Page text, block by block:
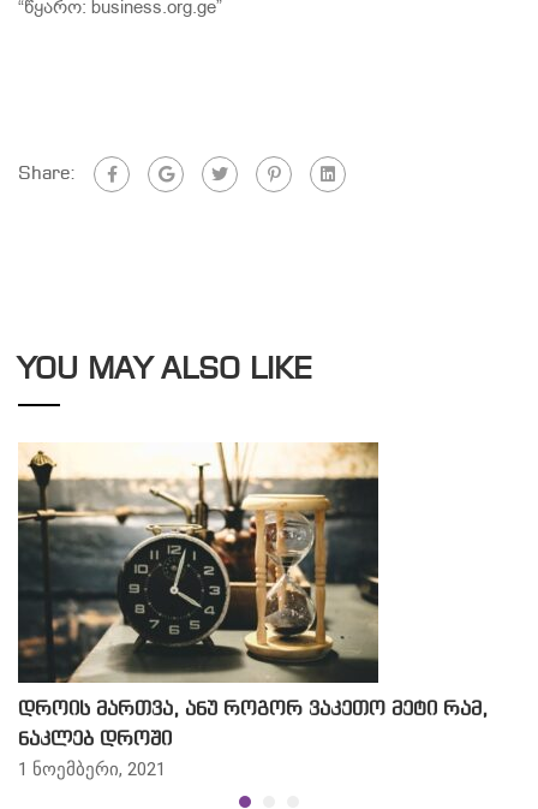
“წყარო: business.org.ge”
Share:
YOU MAY ALSO LIKE
დროის მართვა, ანუ როგორ ვაკეთო მეტი რამ,
ნაკლებ დროში
1 ნოემბერი, 2021